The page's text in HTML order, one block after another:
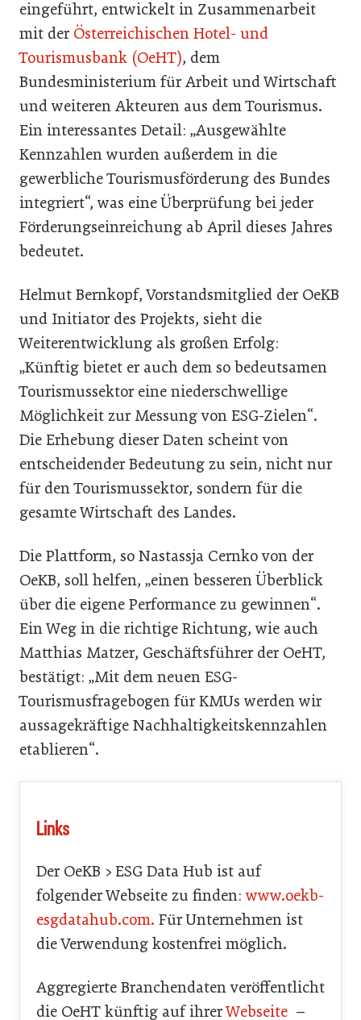
eingeführt, entwickelt in Zusammenarbeit
mit der Österreichischen Hotel- und
Tourismusbank (OeHT), dem
Bundesministerium für Arbeit und Wirtschaft
und weiteren Akteuren aus dem Tourismus.
Ein interessantes Detail: „Ausgewählte
Kennzahlen wurden außerdem in die
gewerbliche Tourismusförderung des Bundes
integriert“, was eine Überprüfung bei jeder
Förderungseinreichung ab April dieses Jahres
bedeutet.
Helmut Bernkopf, Vorstandsmitglied der OeKB
und Initiator des Projekts, sieht die
Weiterentwicklung als großen Erfolg:
„Künftig bietet er auch dem so bedeutsamen
Tourismussektor eine niederschwellige
Möglichkeit zur Messung von ESG-Zielen“.
Die Erhebung dieser Daten scheint von
entscheidender Bedeutung zu sein, nicht nur
für den Tourismussektor, sondern für die
gesamte Wirtschaft des Landes.
Die Plattform, so Nastassja Cernko von der
OeKB, soll helfen, „einen besseren Überblick
über die eigene Performance zu gewinnen“.
Ein Weg in die richtige Richtung, wie auch
Matthias Matzer, Geschäftsführer der OeHT,
bestätigt: „Mit dem neuen ESG-
Tourismusfragebogen für KMUs werden wir
aussagekräftige Nachhaltigkeitskennzahlen
etablieren“.
Links
Der OeKB > ESG Data Hub ist auf
folgender Webseite zu finden:www.oekb-
esgdatahub.com. Für Unternehmen ist
die Verwendung kostenfrei möglich.
Aggregierte Branchendaten veröffentlicht
die OeHT künftig auf ihrerWebseite –